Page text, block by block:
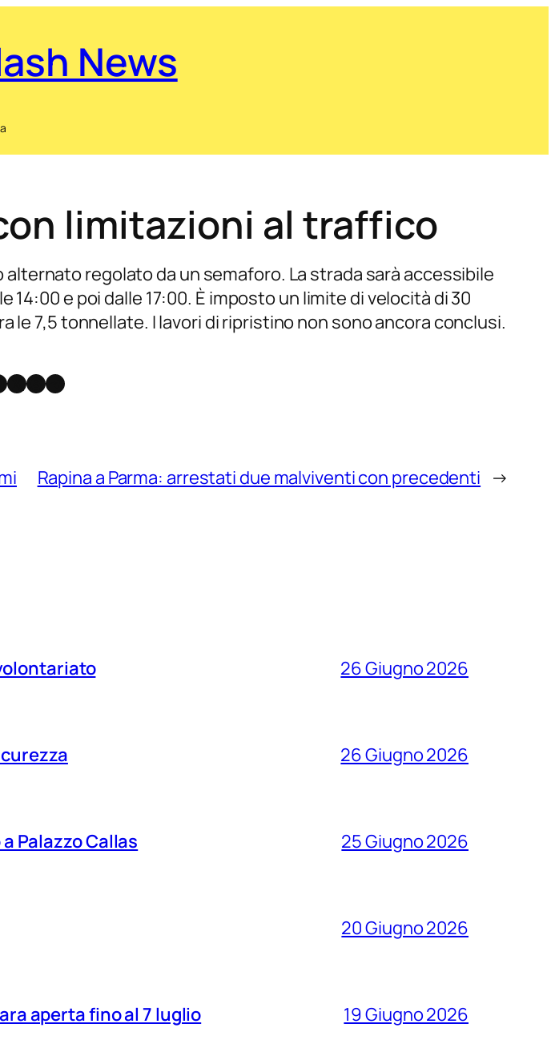
News
limitazioni al traffico
alternato regolato da un semaforo. La strada sarà accessibile
14:00 e poi dalle 17:00. È imposto un limite di velocità di 30
7,5 tonnellate. I lavori di ripristino non sono ancora conclusi.
X Threads
Telegram
Rapina a Parma: arrestati due malviventi con precedenti →
26 Giugno 2026
26 Giugno 2026
Palazzo Callas 25 Giugno 2026
20 Giugno 2026
aperta fino al 7 luglio 19 Giugno 2026